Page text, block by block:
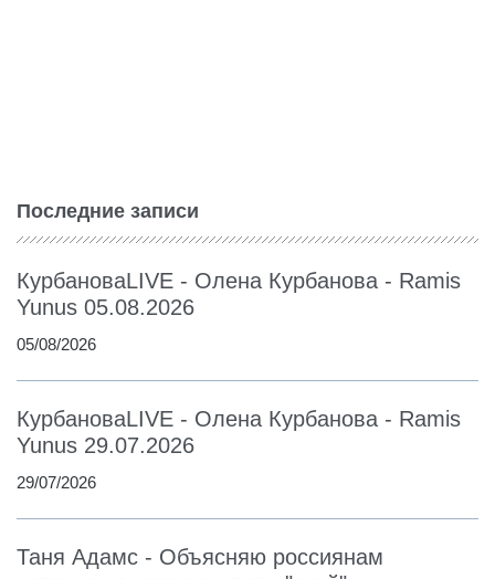
Последние записи
КурбановаLIVE - Олена Курбанова - Ramis
Yunus 05.08.2026
05/08/2026
КурбановаLIVE - Олена Курбанова - Ramis
Yunus 29.07.2026
29/07/2026
Таня Адамс - Объясняю россиянам